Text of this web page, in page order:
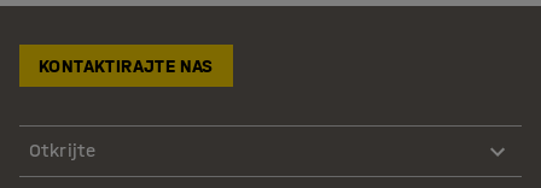
KONTAKTIRAJTE NAS
Otkrijte